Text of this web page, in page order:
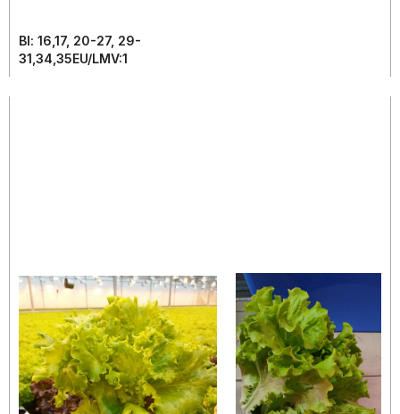
Bl: 16,17, 20-27, 29-
31,34,35EU/LMV:1